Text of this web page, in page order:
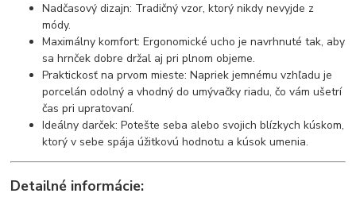
Nadčasový dizajn: Tradičný vzor, ktorý nikdy nevyjde z
módy.
Maximálny komfort: Ergonomické ucho je navrhnuté tak, aby
sa hrnček dobre držal aj pri plnom objeme.
Praktickosť na prvom mieste: Napriek jemnému vzhľadu je
porcelán odolný a vhodný do umývačky riadu, čo vám ušetrí
čas pri upratovaní.
Ideálny darček: Potešte seba alebo svojich blízkych kúskom,
ktorý v sebe spája úžitkovú hodnotu a kúsok umenia.
Detailné informácie: